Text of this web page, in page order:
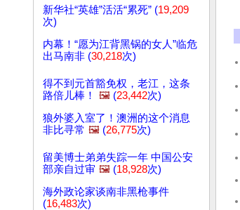
新华社“英雄”活活“累死” (19,209
次)
内幕！“愿为江背黑锅的女人”临危
出马南非 (30,218次)
得不到元首豁免权，老江，这条
路倍儿棒！
🖼️ (23,442次)
狼外婆入室了！澳洲的这个消息
非比寻常 🖼️ (26,775次)
留美博士弟弟失踪一年 中国公安
部亲自过审 🖼️ (18,928次)
海外政论家谈南非黑枪事件
(16,483次)